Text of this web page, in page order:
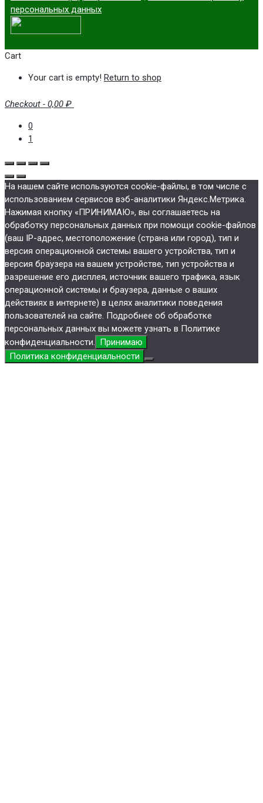
персональных данных
Cart
Your cart is empty! Return to shop
Checkout - 0,00 ₽
0
1
На нашем сайте используются cookie-файлы, в том числе с
использованием сервисов вэб-аналитики Яндекс.Метрика.
Нажимая кнопку «ПРИНИМАЮ», вы соглашаетесь на
обработку персональных данных при помощи cookie-файлов
(ваш IP-адрес, местоположение (страна или город), тип и
версия операционной системы вашего устройства, тип и
версия браузера на вашем устройстве, тип устройства и
разрешение его дисплея, источник вашего трафика, язык
операционной системы и браузера, данные о ваших
действиях в интернете) в целях аналитики поведения
пользователей на сайте. Подробнее об обработке
персональных данных вы можете узнать в Политике
конфиденциальности. Принимаю
Политика конфиденциальности